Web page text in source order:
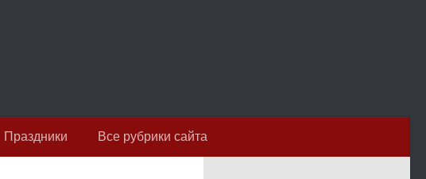
Праздники Все рубрики сайта